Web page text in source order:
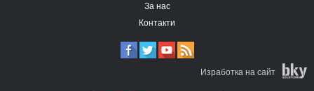
За нас
Контакти
Изработка на сайт